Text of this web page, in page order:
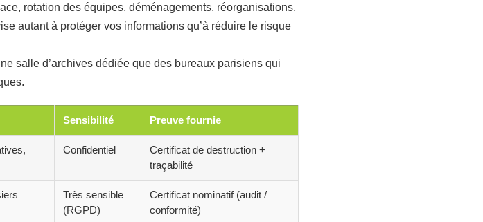
rotation des équipes, déménagements, réorganisations,
autant à protéger vos informations qu’à réduire le risque
salle d’archives dédiée que des bureaux parisiens qui
Sensibilité Preuve fournie
Confidentiel
Certificat de destruction +
traçabilité
Très sensible
(RGPD)
Certificat nominatif (audit /
conformité)